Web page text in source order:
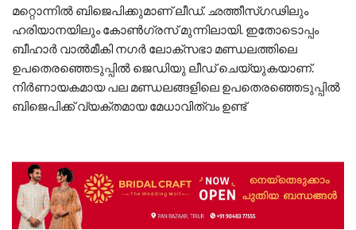
മറ്റൊന്നില്‍ ബിജെപിക്കുമാണ് ലീഡ്. ഛത്തീസ്ഗഢിലും
ഹരിയാനയിലും കോണ്‍ഗ്രസ് മുന്നിലായി. ഇതോടൊപ്പം
ബീഹാര്‍ വാല്‍മീകി നഗര്‍ ലോക്സഭാ മണ്ഡലത്തിലെ
ഉപതെരഞ്ഞെടുപ്പില്‍ ജെഡിയു ലീഡ് ചെയ്യുകയാണ്.
നിര്‍ണായകമായ പല മണ്ഡലങ്ങളിലെ ഉപതെരഞ്ഞെടുപ്പില്‍
ബിജെപിക്ക് വ്യക്തമായ മേധാവിത്വം ഉണ്ട്